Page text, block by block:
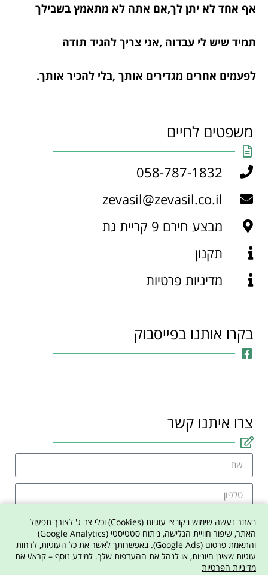
אף אחד לא יתן לך,אם אתה לא מתאמץ בשבילך
תמיד שיש לי עבדוה ,אני צריך להגיד תודה
לפעמים אחרים מגדירים אותך ,בלי להכיר אותך.
משפטים לחיים
058-787-1832
zevasil@zevasil.co.il
מבצע חירם 9 קריית גת
תקנון
מדיניות פרטיות
בקרו אותנו בפייסבוק
צרו איתנו קשר
אני מסכים למדיניות הפרטיות באתר
באתר נעשה שימוש בקובצי עוגיות (Cookies) וכלי צד ג' לצורך תפעול
האתר, שיפור חוויית הגלישה, ניתוח סטטיסטי (Google Analytics)
והתאמת פרסום (Google Ads). באפשרותך לאשר את כל העוגיות, לדחות
עוגיות שאינן חיוניות, או לנהל את ההעדפות שלך. למידע נוסף – קרא/י את
מדיניות הפרטיות